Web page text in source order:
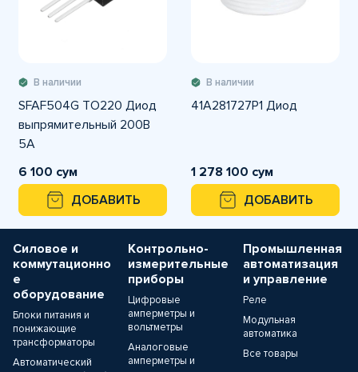
В наличии
SFAF504G TO220 Диод
выпрямительный 200В
5А
6 100 сум
ДОБАВИТЬ
В наличии
41A281727P1 Диод
1 278 100 сум
ДОБАВИТЬ
Силовое и
коммутационно
е
оборудование
Блоки питания и
понижающие
трансформаторы
Автоматический
Контрольно-
измерительные
приборы
Цифровые
амперметры и
вольтметры
Аналоговые
амперметры и
Промышленная
автоматизация
и управление
Реле
Модульная
автоматика
Все товары